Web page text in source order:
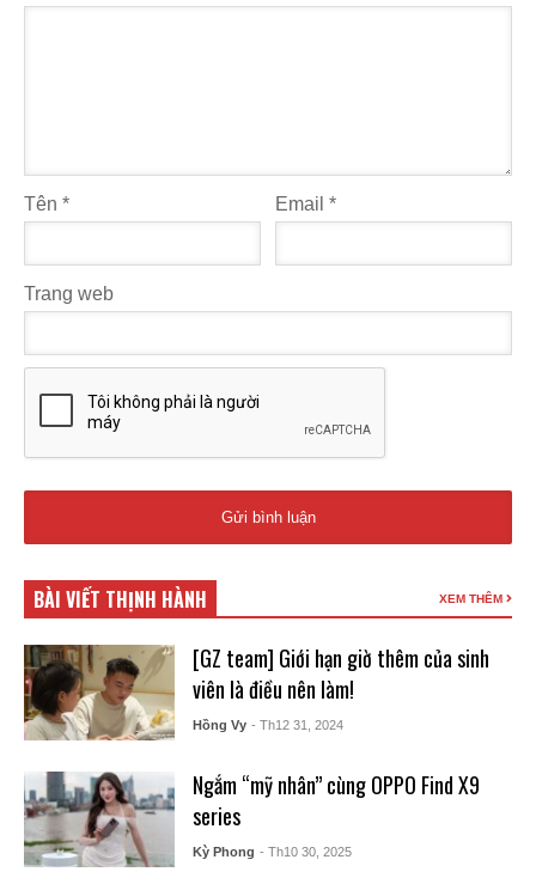
Tên * Email*
Trang web
BÀI VIẾT THỊNH HÀNH XEM THÊM
[GZ team] Giới hạn giờ thêm của sinh
viên là điều nên làm!
Hồng Vy - Th12 31, 2024
Ngắm “mỹ nhân” cùng OPPO Find X9
series
Kỳ Phong - Th10 30, 2025